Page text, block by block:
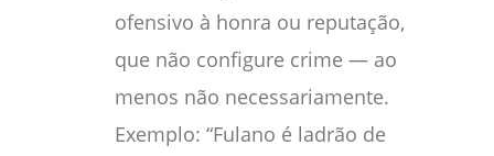
ofensivo à honra ou reputação,
que não configure crime — ao
menos não necessariamente.
Exemplo: “Fulano é ladrão de